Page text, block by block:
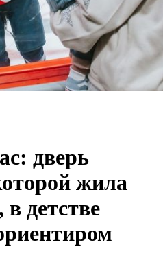
дверь
жила
детстве